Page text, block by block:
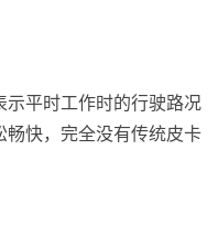
示平时工作时的行驶路况
畅快，完全没有传统皮卡